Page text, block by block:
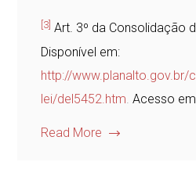
[3] Art. 3º da Consolidação
Disponível em:
http://www.planalto.gov.br/
lei/del5452.htm Acesso em
Read More